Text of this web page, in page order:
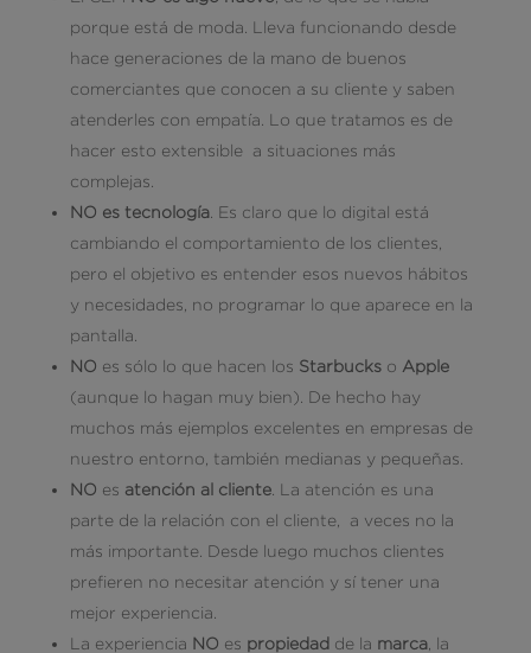
porque está de moda. Lleva funcionando desde
hace generaciones de la mano de buenos
comerciantes que conocen a su cliente y saben
atenderles con empatía. Lo que tratamos es de
hacer esto extensible a situaciones más
complejas.
NO es tecnología. Es claro que lo digital está
cambiando el comportamiento de los clientes,
pero el objetivo es entender esos nuevos hábitos
y necesidades, no programar lo que aparece en la
pantalla.
NO es sólo lo que hacen los Starbuckso Apple
(aunque lo hagan muy bien). De hecho hay
muchos más ejemplos excelentes en empresas de
nuestro entorno, también medianas y pequeñas.
NO es atención al cliente. La atención es una
parte de la relación con el cliente, a veces no la
más importante. Desde luego muchos clientes
prefieren no necesitar atención y sí tener una
mejor experiencia.
La experiencia NO es propiedad de la marca, la